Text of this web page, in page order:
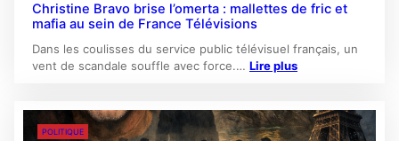
Christine Bravo brise l’omerta : mallettes de fric et
mafia au sein de France Télévisions
Dans les coulisses du service public télévisuel français, un
vent de scandale souffle avec force.… Lire plus
POLITIQUE